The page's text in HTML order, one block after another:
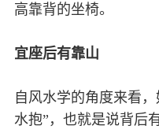
高靠背的坐椅。
宜座后有靠山
自风水学的角度来看
水抱”，也就是说背后